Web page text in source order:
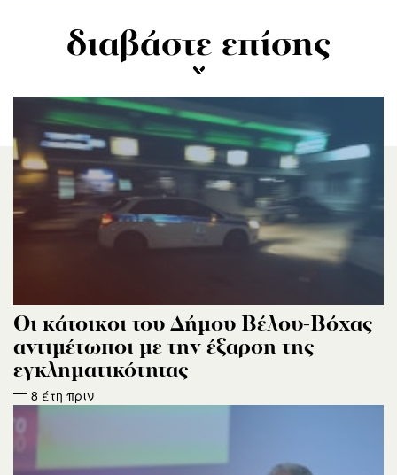
διαβάστε επίσης
Οι κάτοικοι του Δήμου Βέλου-Βόχας
αντιμέτωποι με την έξαρση της
εγκληματικότητας
8 έτη πριν